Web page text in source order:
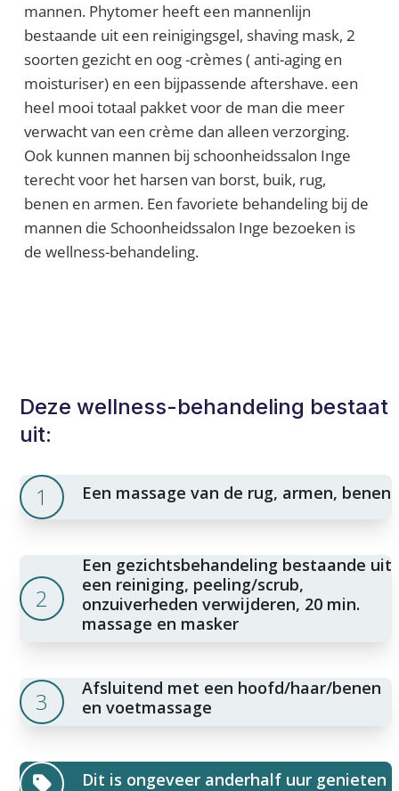
mannen. Phytomer heeft een mannenlijn
bestaande uit een reinigingsgel, shaving mask, 2
soorten gezicht en oog -crèmes ( anti-aging en
moisturiser) en een bijpassende aftershave. een
heel mooi totaal pakket voor de man die meer
verwacht van een crème dan alleen verzorging.
Ook kunnen mannen bij schoonheidssalon Inge
terecht voor het harsen van borst, buik, rug,
benen en armen. Een favoriete behandeling bij de
mannen die Schoonheidssalon Inge bezoeken is
de wellness-behandeling.
Deze wellness-behandeling bestaat
uit:
1 Een massage van de rug, armen, benen
2
Een gezichtsbehandeling bestaande uit
een reiniging, peeling/scrub,
onzuiverheden verwijderen, 20 min.
massage en masker
3
Afsluitend met een hoofd/haar/benen
en voetmassage
Dit is ongeveer anderhalf uur genieten